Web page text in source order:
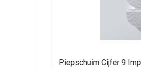
klaar is. Voorkom harde druk
Piepschuim Cijfer 9